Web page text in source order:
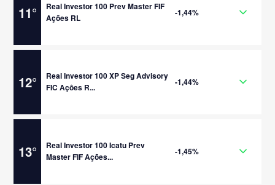
11°
Real Investor 100 Prev Master FIF
Ações RL
-1,44%
12°
Real Investor 100 XP Seg Advisory
FIC Ações R...
-1,44%
13°
Real Investor 100 Icatu Prev
Master FIF Ações...
-1,45%